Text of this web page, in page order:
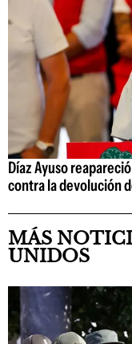
Díaz Ayuso
contra la devolución
MÁS
UNIDOS